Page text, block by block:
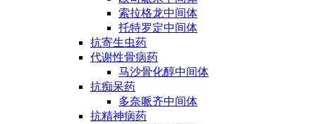
索拉格龙中间体
托特罗定中间体
抗寄生虫药
代谢性骨病药
马沙骨化醇中间体
抗痴呆药
多奈哌齐中间体
抗精神病药